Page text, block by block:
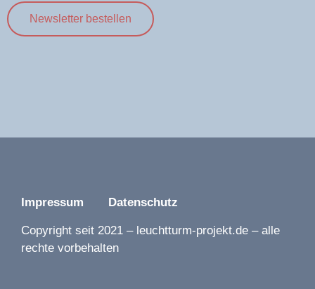
Newsletter bestellen
Impressum Datenschutz
Copyright seit 2021 – leuchtturm-projekt.de – alle
rechte vorbehalten